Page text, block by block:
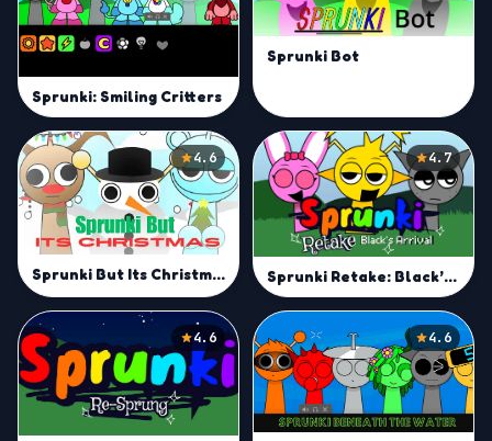
Sprunki: Smiling Critters
Sprunki Bot
4.6
Sprunki But Its Christmas
4.7
Sprunki Retake: Black’s Arrival
4.6 4.6